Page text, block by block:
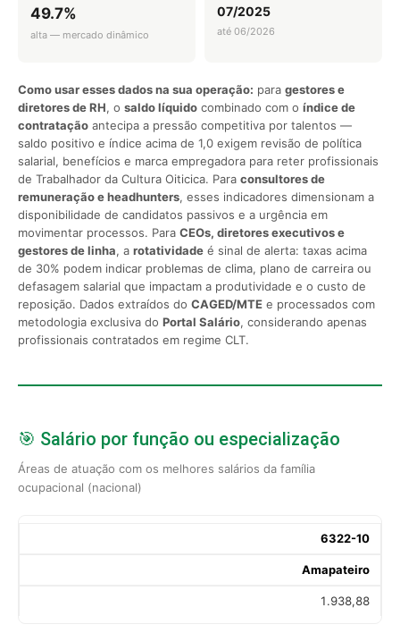
49.7%
alta — mercado dinâmico
07/2025
até 06/2026
Como usar esses dados na sua operação: para gestores e
diretores de RH, o saldo líquido combinado com o índice de
contratação antecipa a pressão competitiva por talentos —
saldo positivo e índice acima de 1,0 exigem revisão de política
salarial, benefícios e marca empregadora para reter profissionais
de Trabalhador da Cultura Oiticica. Para consultores de
remuneração e headhunters, esses indicadores dimensionam a
disponibilidade de candidatos passivos e a urgência em
movimentar processos. Para CEOs, diretores executivos e
gestores de linha, a rotatividade é sinal de alerta: taxas acima
de 30% podem indicar problemas de clima, plano de carreira ou
defasagem salarial que impactam a produtividade e o custo de
reposição. Dados extraídos do CAGED/MTE e processados com
metodologia exclusiva do Portal Salário, considerando apenas
profissionais contratados em regime CLT.
🎯 Salário por função ou especialização
Áreas de atuação com os melhores salários da família
ocupacional (nacional)
6322-10
Amapateiro
1.938,88